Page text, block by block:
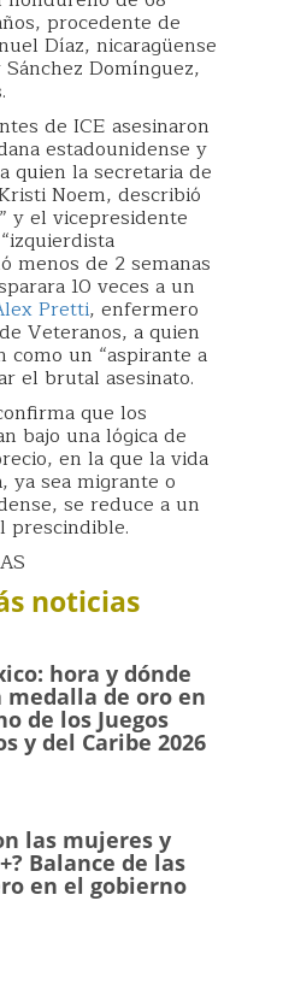
procedente de
Díaz, nicaragüense
Domínguez,
de ICE asesinaron
estadounidense y
quien la secretaria de
Noem, describió
y el vicepresidente
menos de 2 semanas
10 veces a un
Pretti, enfermero
Veteranos, a quien
como un “aspirante a
el brutal asesinato.
que los
bajo una lógica de
en la que la vida
ya sea migrante o
se reduce a un
prescindible.
noticias
hora y dónde
de oro en
de los Juegos
y del Caribe 2026
las mujeres y
Balance de las
en el gobierno